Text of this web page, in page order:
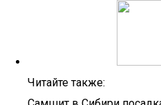
Читайте также: